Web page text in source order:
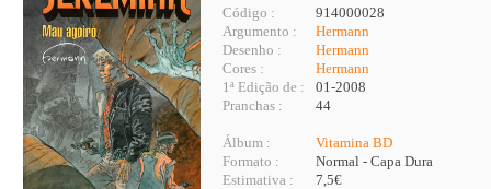
Código :
914000028
Argumento :
Hermann
Desenho :
Hermann
Cores :
Hermann
1ª Edição de :
01-2008
Pranchas :
44
Álbum :
Vitamina BD
Formato :
Normal - Capa Dura
Estimativa :
7,5€